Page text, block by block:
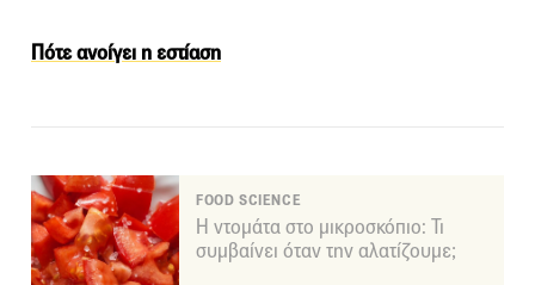
Πότε ανοίγει η εστίαση
FOOD SCIENCE
Η ντομάτα στο μικροσκόπιο: Τι
συμβαίνει όταν την αλατίζουμε;